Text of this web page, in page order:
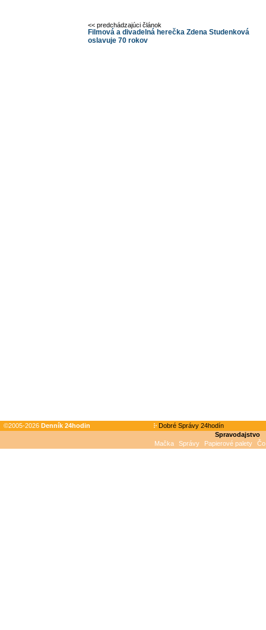
<< predchádzajúci článok
Filmová a divadelná herečka Zdena Studenková
oslavuje 70 rokov
©2005-2026 Denník 24hodin
Dobré Správy 24hodín
Spravodajstvo
Mačka
Správy Papierové palety